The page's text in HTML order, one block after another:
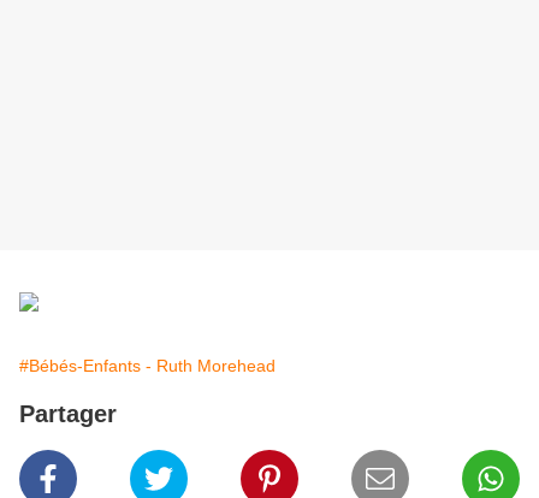
#Bébés-Enfants - Ruth Morehead
Partager